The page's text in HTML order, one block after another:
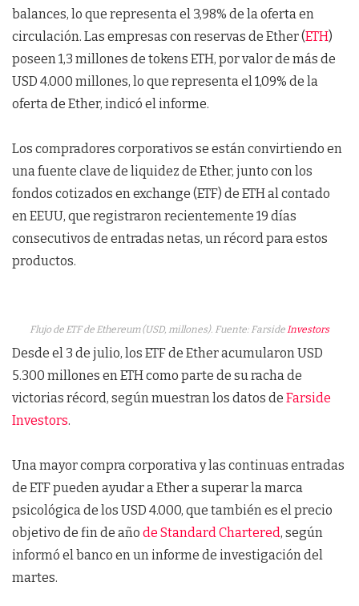
balances, lo que representa el 3,98% de la oferta en
circulación. Las empresas con reservas de Ether (ETH)
poseen 1,3 millones de tokens ETH, por valor de más de
USD 4.000 millones, lo que representa el 1,09% de la
oferta de Ether, indicó el informe.
Los compradores corporativos se están convirtiendo en
una fuente clave de liquidez de Ether, junto con los
fondos cotizados en exchange (ETF) de ETH al contado
en EEUU, que registraron recientemente 19 días
consecutivos de entradas netas, un récord para estos
productos.
Flujo de ETF de Ethereum (USD, millones). Fuente: FarsideInvestors
Desde el 3 de julio, los ETF de Ether acumularon USD
5.300 millones en ETH como parte de su racha de
victorias récord, según muestran los datos de Farside
Investors.
Una mayor compra corporativa y las continuas entradas
de ETF pueden ayudar a Ether a superar la marca
psicológica de los USD 4.000, que también es el precio
objetivo de fin de año de Standard Chartered, según
informó el banco en un informe de investigación del
martes.